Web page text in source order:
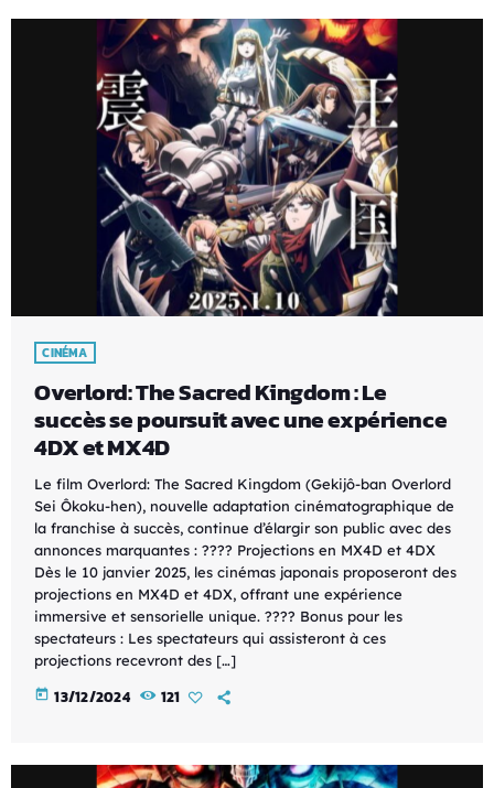
CINÉMA
Overlord: The Sacred Kingdom : Le
succès se poursuit avec une expérience
4DX et MX4D
Le film Overlord: The Sacred Kingdom (Gekijô-ban Overlord
Sei Ôkoku-hen), nouvelle adaptation cinématographique de
la franchise à succès, continue d’élargir son public avec des
annonces marquantes : ???? Projections en MX4D et 4DX
Dès le 10 janvier 2025, les cinémas japonais proposeront des
projections en MX4D et 4DX, offrant une expérience
immersive et sensorielle unique. ???? Bonus pour les
spectateurs : Les spectateurs qui assisteront à ces
projections recevront des […]
today 13/12/2024 121